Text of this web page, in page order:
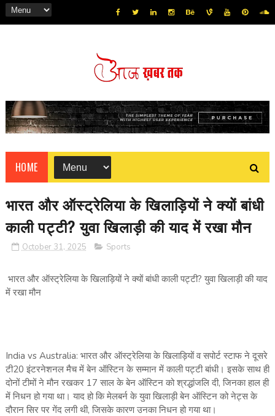
HOME
भारत और ऑस्‍ट्रेलिया के खिलाड़‍ियों ने क्‍यों बांधी
काली पट्टी? युवा खिलाड़ी की याद में रखा मौन
October 31, 2025 Sports
भारत और ऑस्‍ट्रेलिया के खिलाड़‍ियों ने क्‍यों बांधी काली पट्टी? युवा खिलाड़ी की याद
में रखा मौन
India vs Australia: भारत और ऑस्‍ट्रेलिया के खिलाड़‍ियों व सपोर्ट स्‍टाफ ने दूसरे
टी20 इंटरनेशनल मैच में बेन ऑस्टिन के सम्‍मान में काली पट्टी बांधी। इसके साथ ही
दोनों टीमों ने मौन रखकर 17 साल के बेन ऑस्टिन को श्रद्धांजलि दी, जिनका हाल ही
में निधन हो गया था। याद हो कि मेलबर्न के युवा खिलाड़ी बेन ऑस्टिन को नेट्स के
दौरान सिर पर गेंद लगी थी, जिसके कारण उनका निधन हो गया था।